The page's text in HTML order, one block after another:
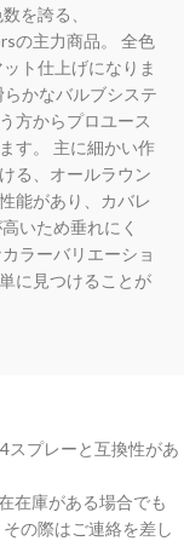
を誇る、
の主力商品。 全色
ト仕上げになりま
かなバルブシステ
方からプロユース
す。 主に細かい作
る、オールラウン
能があり、カバレ
いため垂れにく
ラーバリエーショ
に見つけることが
スプレーと互換性があ
在庫がある場合でも
の際はご連絡を差し